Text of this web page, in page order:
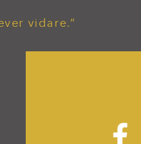
vidare.”